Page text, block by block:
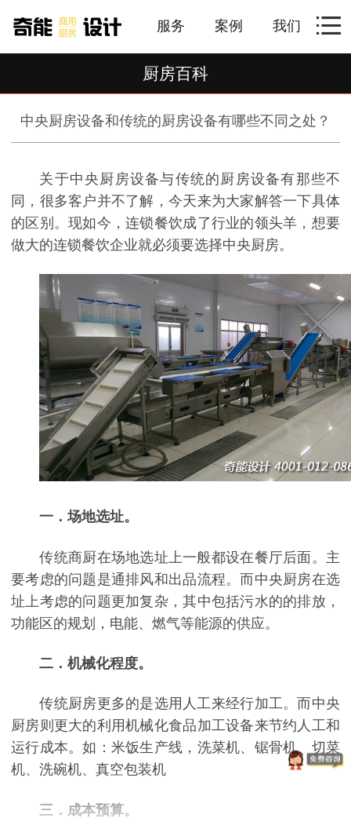
服务 案例 我们
厨房百科
中央厨房设备和传统的厨房设备有哪些不同之处？
关于中央厨房设备与传统的厨房设备有那些不
同，很多客户并不了解，今天来为大家解答一下具体
的区别。现如今，连锁餐饮成了行业的领头羊，想要
做大的连锁餐饮企业就必须要选择中央厨房。
一．场地选址。
传统商厨在场地选址上一般都设在餐厅后面。主
要考虑的问题是通排风和出品流程。而中央厨房在选
址上考虑的问题更加复杂，其中包括污水的的排放，
功能区的规划，电能、燃气等能源的供应。
二．机械化程度。
传统厨房更多的是选用人工来经行加工。而中央
厨房则更大的利用机械化食品加工设备来节约人工和
运行成本。如：米饭生产线，洗菜机、锯骨机、切菜
机、洗碗机、真空包装机
三．成本预算。